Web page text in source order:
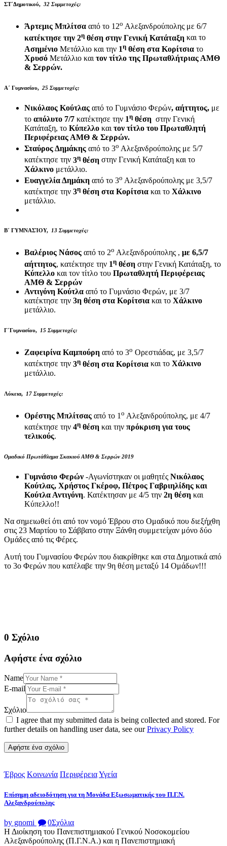
ΣΤ΄Δημοτικού, 32 Συμμετοχές:
Άρτεμις Μπλίτσα από το 12ο Αλεξανδρούπολης με 6/7
κατέκτησε την 2η θέση στην Γενική Κατάταξη και το
Ασημένιο Μετάλλιο και την 1η θέση στα Κορίτσια το
Χρυσό Μετάλλιο και τον τίτλο της Πρωταθλήτριας ΑΜΘ
& Σερρών.
Α΄ Γυμνασίου, 25 Συμμετοχές:
Νικόλαος Κούτλας από το Γυμνάσιο Φερών, αήττητος, με
το απόλυτο 7/7 κατέκτησε την 1η θέση στην Γενική
Κατάταξη, το Κύπελλο και τον τίτλο του Πρωταθλητή
Περιφέρειας ΑΜΘ & Σερρών.
Σταύρος Δημάκης από το 3ο Αλεξανδρούπολης με 5/7
κατέκτησε την 3η θέση στην Γενική Κατάταξη και το
Χάλκινο μετάλλιο.
Ευαγγελία Δημάκη από το 3ο Αλεξανδρούπολης με 3,5/7
κατέκτησε την 3η θέση στα Κορίτσια και το Χάλκινο
μετάλλιο.
Β΄ ΓΥΜΝΑΣΊΟΥ, 13 Συμμετοχές:
Βαλέριος Νάσος από το 2ο Αλεξανδρούπολης , με 6,5/7
αήττητος, κατέκτησε την 1η θέση στην Γενική Κατάταξη, το
Κύπελλο και τον τίτλο του Πρωταθλητή Περιφέρειας
ΑΜΘ & Σερρών
Αντιγόνη Κούτλα από το Γυμνάσιο Φερών, με 3/7
κατέκτησε την 3η θέση στα Κορίτσια και το Χάλκινο
μετάλλιο.
Γ΄Γυμνασίου, 15 Συμμετοχές:
Ζαφειρίνα Καμπούρη από το 3ο Ορεστιάδας, με 3,5/7
κατέκτησε την 3η θέση στα Κορίτσια και το Χάλκινο
μετάλλιο.
Λύκεια, 17 Συμμετοχές:
Ορέστης Μπλίτσας από το 1 ο Αλεξανδρούπολης, με 4/7
κατέκτησε την 4η θέση και την πρόκριση για τους
τελικούς.
Ομαδικό Πρωτάθλημα Σκακιού ΑΜΘ & Σερρών 2019
Γυμνάσιο Φερών -Αγωνίστηκαν οι μαθητές Νικόλαος
Κούτλας, Χρήστος Γκέροφ, Πέτρος Γαβριηλίδης και
Κούτλα Αντιγόνη. Κατέκτησαν με 4/5 την 2η θέση και
Κύπελλο!!
Να σημειωθεί ότι από τον νομό Έβρου στο Ομαδικό που διεξήχθη
στις 23 Μαρτίου το Σάββατο στην Ξάνθη συμμετείχαν μόνο δύο
Ομάδες από τις Φέρες.
Αυτή του Γυμνασίου Φερών που διακρίθηκε και στα Δημοτικά από
το 3ο Φερών που κατέλαβε την 9η θέση μεταξύ 14 Ομάδων!!!
0 Σχόλιο
Αφήστε ένα σχόλιο
Name
E-mail
Σχόλιο
I agree that my submitted data is being collected and stored. For
further details on handling user data, see ourPrivacy Policy
Έβρος Κοινωνία ΠεριφέρειαΥγεία
Επίσημη αδειοδότηση για τη Μονάδα Εξωσωματικής του Π.Γ.Ν.
Αλεξανδρούπολης
by gnomi 0Σχόλια
Η Διοίκηση του Πανεπιστημιακού Γενικού Νοσοκομείου
Αλεξανδρούπολης (Π.Γ.Ν.Α.) και η Πανεπιστημιακή